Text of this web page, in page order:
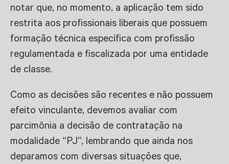
notar que, no momento, a aplicação tem sido
restrita aos profissionais liberais que possuem
formação técnica específica com profissão
regulamentada e fiscalizada por uma entidade
de classe.
Como as decisões são recentes e não possuem
efeito vinculante, devemos avaliar com
parcimônia a decisão de contratação na
modalidade “PJ”, lembrando que ainda nos
deparamos com diversas situações que,